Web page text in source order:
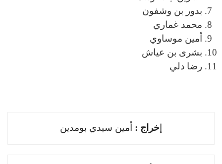
بدور بن وشفون
محمد غماري
أمين موساوي
بشرى بن عياش
رضا دلي
ﺇﺧﺮاﺝ : أمين سيدي بومدين